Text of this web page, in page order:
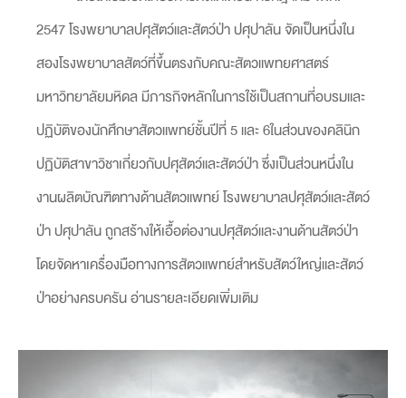
2547 โรงพยาบาลปศุสัตว์และสัตว์ป่า ปศุปาลัน จัดเป็นหนึ่งใน
สองโรงพยาบาลสัตว์ที่ขึ้นตรงกับคณะสัตวแพทยศาสตร์
มหาวิทยาลัยมหิดล มีภารกิจหลักในการใช้เป็นสถานที่อบรมและ
ปฏิบัติของนักศึกษาสัตวแพทย์ชั้นปีที่ 5 และ 6ในส่วนของคลินิก
ปฏิบัติสาขาวิชาเกี่ยวกับปศุสัตว์และสัตว์ป่า ซึ่งเป็นส่วนหนึ่งใน
งานผลิตบัณฑิตทางด้านสัตวแพทย์ โรงพยาบาลปศุสัตว์และสัตว์
ป่า ปศุปาลัน ถูกสร้างให้เอื้อต่องานปศุสัตว์และงานด้านสัตว์ป่า
โดยจัดหาเครื่องมือทางการสัตวแพทย์สำหรับสัตว์ใหญ่และสัตว์
ป่าอย่างครบครัน อ่านรายละเอียดเพิ่มเติม